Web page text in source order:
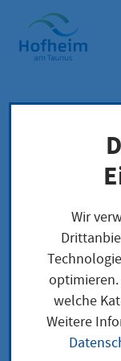
Startseite"
Lokale Anliegen
Wir
welche
Weitere